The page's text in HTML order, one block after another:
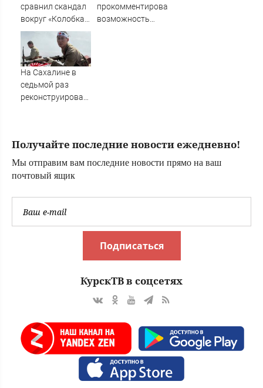
сравнил скандал
вокруг «Колобка»
с историей
«Соника»
и «Одиссеей»
прокомментировал
возможность
На Сахалине в
седьмой раз
реконструировали
Получайте последние новости ежедневно!
Мы отправим вам последние новости прямо на ваш
почтовый ящик
Подписаться
КурскТВ в соцсетях